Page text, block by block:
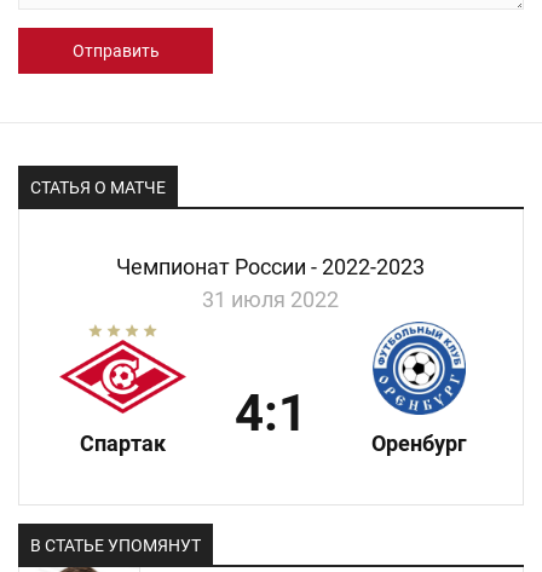
Отправить
СТАТЬЯ О МАТЧЕ
Чемпионат России - 2022-2023
31 июля 2022
Спартак
4:1
Оренбург
В СТАТЬЕ УПОМЯНУТ